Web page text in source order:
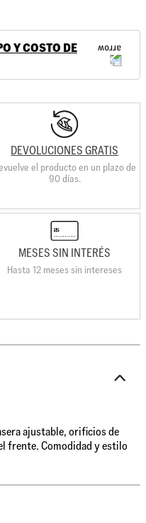
Y COSTO DE
DEVOLUCIONES GRATIS
el producto en un plazo de
90 días.
MESES SIN INTERÉS
Hasta 12 meses sin intereses
ajustable, orificios de
frente. Comodidad y estilo